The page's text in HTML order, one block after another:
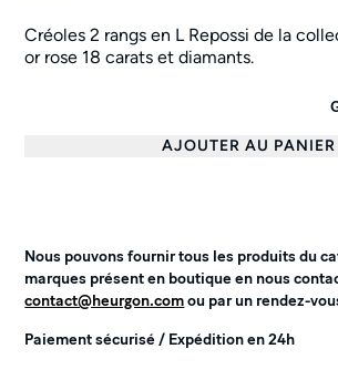
Créoles 2 rangs en L Repossi de la
or rose 18 carats et diamants.
AJOUTER AU PANIER
Nous pouvons fournir tous les produits du
marques présent en boutique en nous
contact@heurgon.comou par un rendez-
Paiement sécurisé / Expédition en 24h